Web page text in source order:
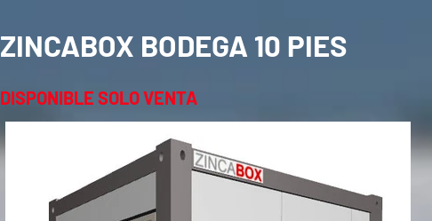
ZINCABOX BODEGA 10 PIES
DISPONIBLE SOLO VENTA